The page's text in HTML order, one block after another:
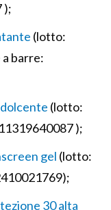
);
(lotto:
barre:
(lotto:
);
gel (lotto:
30 alta